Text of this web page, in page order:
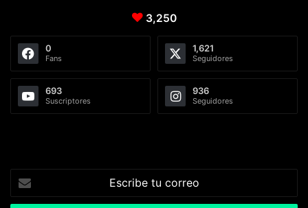
3,250
0
Fans
1,621
Seguidores
693
Suscriptores
936
Seguidores
tu
correo